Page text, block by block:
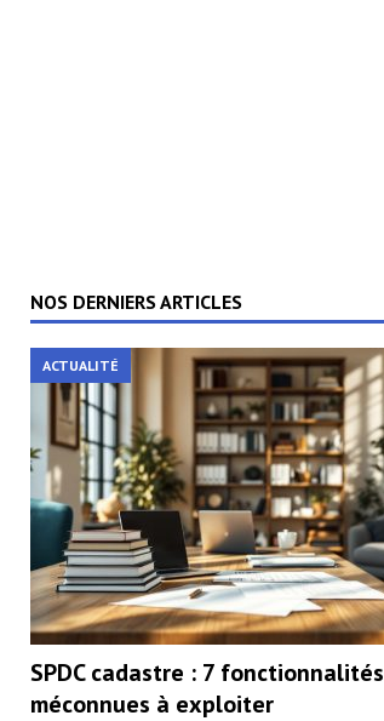
NOS DERNIERS ARTICLES
ACTUALITÉ
SPDC cadastre : 7 fonctionnalités
méconnues à exploiter